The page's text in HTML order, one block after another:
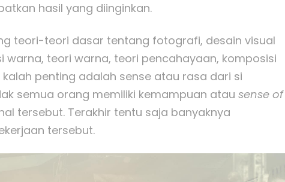
hasil yang diinginkan.
teori-teori dasar tentang fotografi, desain visual
warna, teori warna, teori pencahayaan, komposisi
penting adalah sense atau rasa dari si
semua orang memiliki kemampuan atau sense of
tersebut. Terakhir tentu saja banyaknya
tersebut.